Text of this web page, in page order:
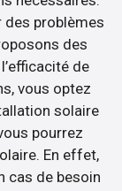
des problèmes
des
de
vous optez
solaire
pourrez
En effet,
cas de besoin